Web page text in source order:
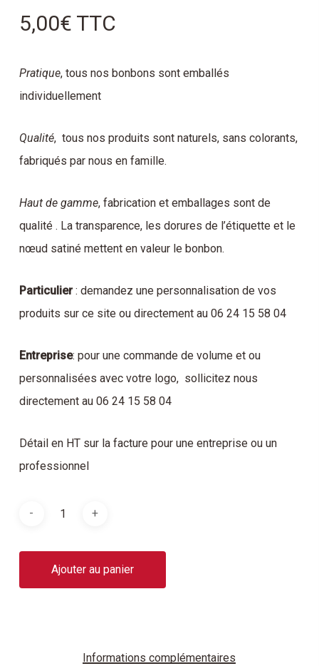
5,00€ TTC
Pratique, tous nos bonbons sont emballés
individuellement
Qualité, tous nos produits sont naturels, sans colorants,
fabriqués par nous en famille.
Haut de gamme, fabrication et emballages sont de
qualité . La transparence, les dorures de l’étiquette et le
nœud satiné mettent en valeur le bonbon.
Particulier: demandez une personnalisation de vos
produits sur ce site ou directement au 06 24 15 58 04
Entreprise: pour une commande de volume et ou
personnalisées avec votre logo, sollicitez nous
directement au 06 24 15 58 04
Détail en HT sur la facture pour une entreprise ou un
professionnel
Ajouter au panier
Informations complémentaires